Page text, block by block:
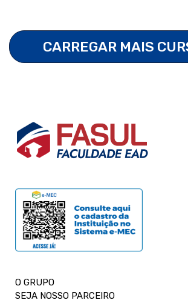
CARREGAR MAIS
O GRUPO
SEJA NOSSO PARCEIRO